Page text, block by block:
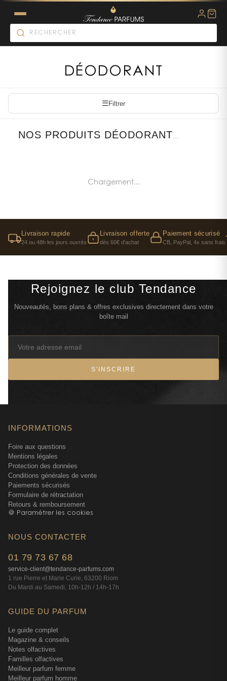
DÉODORANT
☰Filtrer
NOS PRODUITS DÉODORANT...
Chargement...
Livraison rapide
24 ou 48h les jours ouvrés
Livraison offerte
dès 60€ d'achat
Paiement sécurisé
CB, PayPal, 4x sans frais
Rejoignez le club Tendance
Nouveautés, bons plans & offres exclusives directement dans votre
boîte mail
S'INSCRIRE
INFORMATIONS
Foire aux questions
Mentions légales
Protection des données
Conditions générales de vente
Paiements sécurisés
Formulaire de rétractation
Retours & remboursement
🍪 Paramétrer les cookies
NOUS CONTACTER
01 79 73 67 68
service-client@tendance-parfums.com
1 rue Pierre et Marie Curie, 63200 Riom
Du Mardi au Samedi, 10h-12h / 14h-17h
GUIDE DU PARFUM
Le guide complet
Magazine & conseils
Notes olfactives
Familles olfactives
Meilleur parfum femme
Meilleur parfum homme